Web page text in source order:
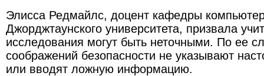
Элисса Редмайлс, доцент кафедры
Джорджтаунского университета, призвала
исследования могут быть неточными. По ее
соображений безопасности не указывают
или вводят ложную информацию.